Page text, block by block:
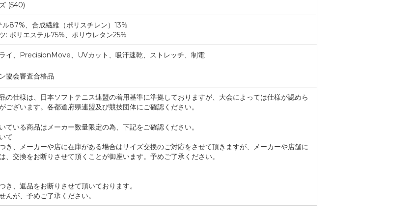
(540)
ル87%、合成繊維（ポリスチレン）13%
: ポリエステル75%、ポリウレタン25%
イ、PrecisionMove、UVカット、吸汗速乾、ストレッチ、制電
協会審査合格品
の仕様は、日本ソフトテニス連盟の着用基準に準拠しておりますが、大会によっては仕様が認めら
ございます。各都道府県連盟及び競技団体にご確認ください。
ている商品はメーカー数量限定の為、下記をご確認ください。
て
き、メーカーや店に在庫がある場合はサイズ交換のご対応をさせて頂きますが、メーカーや店舗に
、交換をお断りさせて頂くことが御座います。予めご了承ください。
き、返品をお断りさせて頂いております。
んが、予めご了承ください。